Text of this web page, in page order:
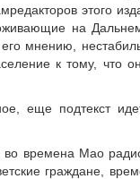
этого
на
мнению,
к тому, что
еще подтекст
во времена Мао
граждане,